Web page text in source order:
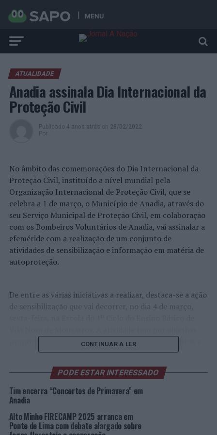
MENU
ATUALIDADE
Anadia assinala Dia Internacional da
Proteção Civil
Publicado 4 anos atrás on 28/02/2022
Por
No âmbito das comemorações do Dia Internacional da
Proteção Civil, instituído a nível mundial pela
Organização Internacional de Proteção Civil, que se
celebra a 1 de março, o Município de Anadia, através do
seu Serviço Municipal de Proteção Civil, em colaboração
com os Bombeiros Voluntários de Anadia, vai assinalar a
efeméride com a realização de um conjunto de
atividades de sensibilização e informação em matéria de
autoproteção.
De entre as várias iniciativas a realizar, destaca-se a ação
de sensibilização que vai decorrer, no dia 4 de março,
proporcionar à população escolar, os conhecimentos e
competências necessárias no âmbito da segurança,
recorrendo para tal a intervenções de natureza teórica
em interligação com ações pedagógicas a nível prático,
seguindo, neste último caso, uma metodologia de
simulação de situações de risco.
O exercício em causa irá permitir sistematizar um
conjunto de normas, regras e procedimentos,
CONTINUAR A LER
PODE ESTAR INTERESSADO
Tim encerra “Concertos de Primavera” em
Anadia
Alto Minho FIRECAMP 2025 arranca em
Ponte de Lima com debate alargado sobre